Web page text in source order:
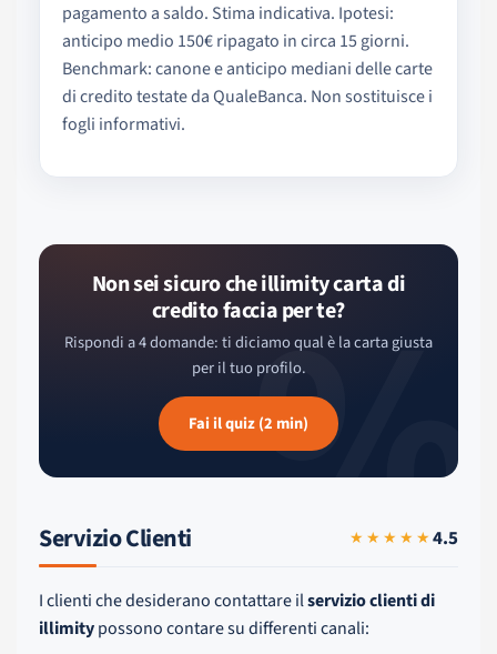
pagamento a saldo. Stima indicativa. Ipotesi:
anticipo medio 150€ ripagato in circa 15 giorni.
Benchmark: canone e anticipo mediani delle carte
di credito testate da QualeBanca. Non sostituisce i
fogli informativi.
%
Non sei sicuro che illimity carta di
credito faccia per te?
Rispondi a 4 domande: ti diciamo qual è la carta giusta
per il tuo profilo.
Fai il quiz (2 min)
Servizio Clienti ★★★★★4.5
I clienti che desiderano contattare ilservizio clienti di
illimitypossono contare su differenti canali: